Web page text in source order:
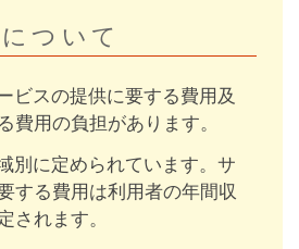
ついて
ビスの提供に要する費用及
費用の負担があります。
別に定められています。サ
する費用は利用者の年間収
されます。